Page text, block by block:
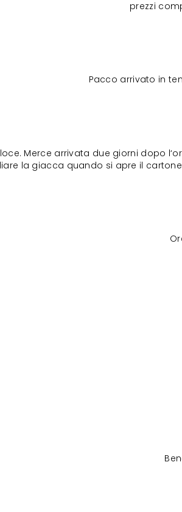
prezzi
Pacco arrivato in
Merce arrivata due giorni dopo
la giacca quando si apre il